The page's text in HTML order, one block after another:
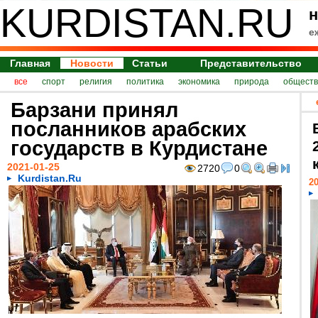
KURDISTAN.RU
Главная Новости Статьи Представительство
все спорт религия политика экономика природа
Барзани принял
посланников арабских
государств в Курдистане
2720 0
2021-01-25
Kurdistan.Ru